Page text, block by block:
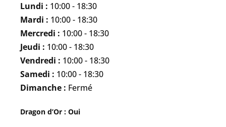
Lundi : 10:00 - 18:30
Mardi : 10:00 - 18:30
Mercredi : 10:00 - 18:30
Jeudi : 10:00 - 18:30
Vendredi : 10:00 - 18:30
Samedi : 10:00 - 18:30
Dimanche : Fermé
Dragon d’Or : Oui